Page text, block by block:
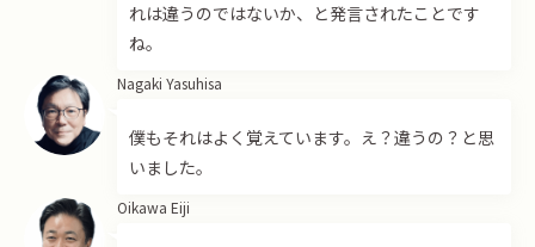
れは違うのではないか、と発言されたことです
ね。
Nagaki Yasuhisa
僕もそれはよく覚えています。え？違うの？と思
いました。
Oikawa Eiji